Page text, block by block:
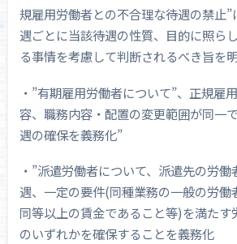
規雇用労働者との不合理な待遇の禁止”
遇ごとに当該待遇の性質、目的に照ら
る事情を考慮して判断されるべき旨を
・”有期雇用労働者について”、正規雇
容、職務内容・配置の変更範囲が同一
遇の確保を義務化”
・”派遣労働者について、派遣先の労
遇、一定の要件(同種業務の一般の労働
同等以上の賃金であること等)を満たす
のいずれかを確保することを義務化